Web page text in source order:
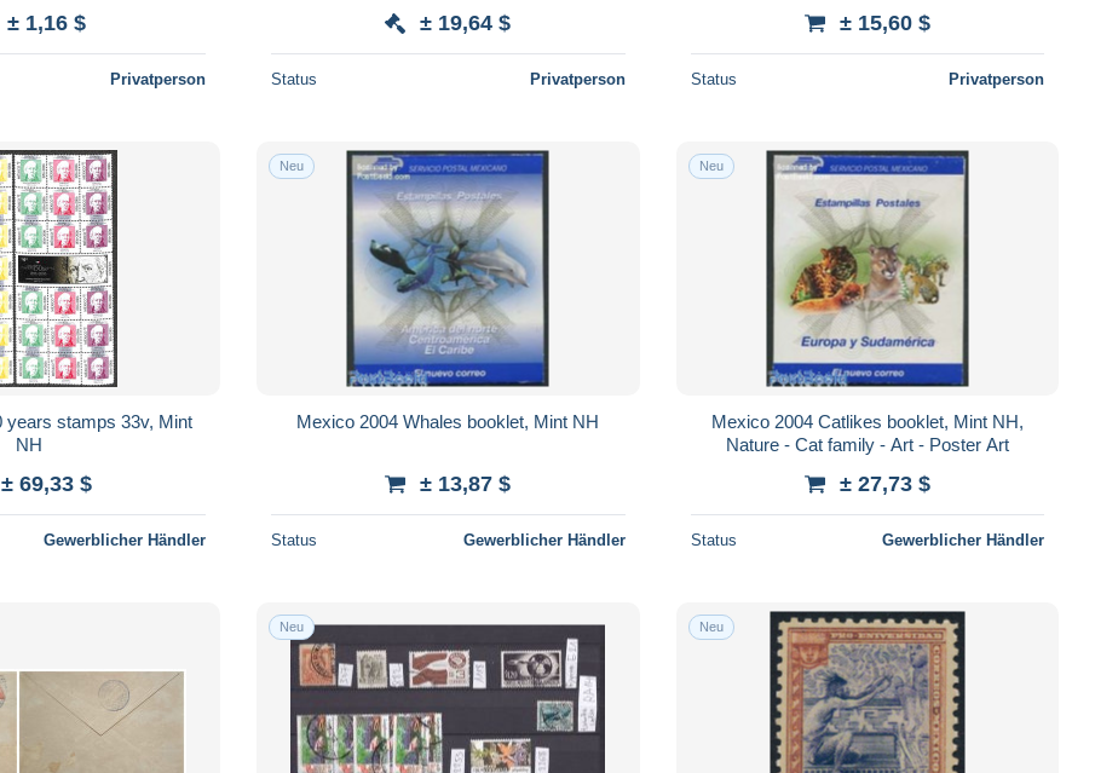
± 1,16 $
Privatperson
± 19,64 $
Status Privatperson
TUBERCULOSIS
± 15,60 $
Status Privatperson
years stamps 33v, Mint
NH
± 69,33 $
Gewerblicher Händler
Neu
Mexico 2004 Whales booklet, Mint NH
± 13,87 $
Status Gewerblicher Händler
Neu
Mexico 2004 Catlikes booklet, Mint NH,
Nature - Cat family - Art - Poster Art
± 27,73 $
Status Gewerblicher Händler
Neu Neu